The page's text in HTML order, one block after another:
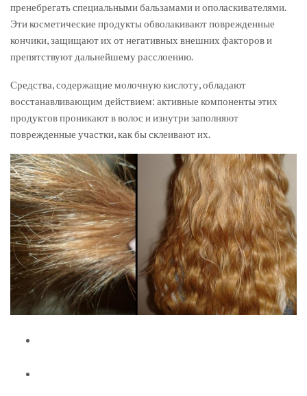
пренебрегать специальными бальзамами и ополаскивателями.
Эти косметические продукты обволакивают поврежденные
кончики, защищают их от негативных внешних факторов и
препятствуют дальнейшему расслоению.
Средства, содержащие молочную кислоту, обладают
восстанавливающим действием: активные компоненты этих
продуктов проникают в волос и изнутри заполняют
поврежденные участки, как бы склеивают их.